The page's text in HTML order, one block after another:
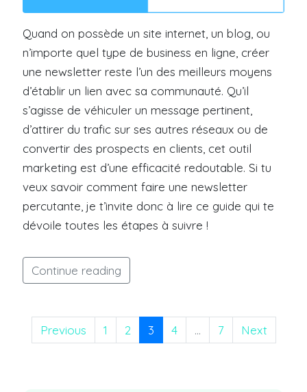
Quand on possède un site internet, un blog, ou
n’importe quel type de business en ligne, créer
une newsletter reste l’un des meilleurs moyens
d’établir un lien avec sa communauté. Qu’il
s’agisse de véhiculer un message pertinent,
d’attirer du trafic sur ses autres réseaux ou de
convertir des prospects en clients, cet outil
marketing est d’une efficacité redoutable. Si tu
veux savoir comment faire une newsletter
percutante, je t’invite donc à lire ce guide qui te
dévoile toutes les étapes à suivre !
Continue reading
Previous 1 2 3 4 ... 7 Next